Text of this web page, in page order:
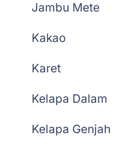
Jambu Mete
Kakao
Karet
Kelapa Dalam
Kelapa Genjah